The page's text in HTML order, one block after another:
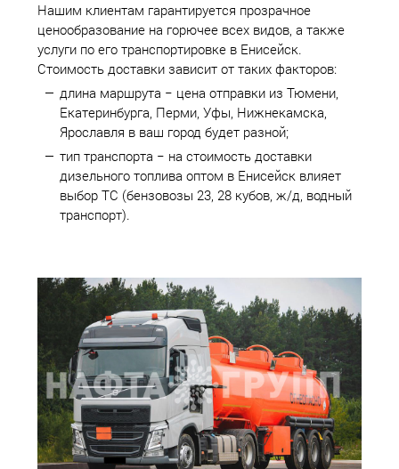
Нашим клиентам гарантируется прозрачное
ценообразование на горючее всех видов, а также
услуги по его транспортировке в Енисейск.
Стоимость доставки зависит от таких факторов:
длина маршрута − цена отправки из Тюмени,
Екатеринбурга, Перми, Уфы, Нижнекамска,
Ярославля в ваш город будет разной;
тип транспорта − на стоимость доставки
дизельного топлива оптом в Енисейск влияет
выбор ТС (бензовозы 23, 28 кубов, ж/д, водный
транспорт).